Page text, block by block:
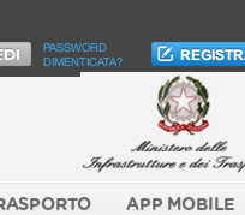
PASSWORD
DIMENTICATA?
APP MOBILE